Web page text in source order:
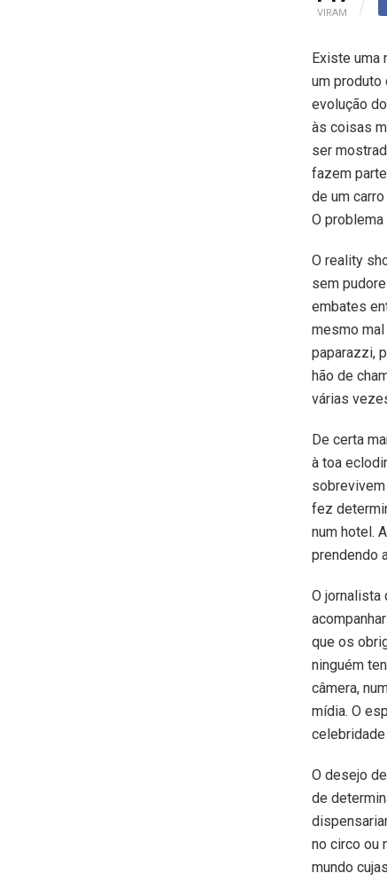
VIRAM
Existe uma
um
evolução
às coisas
ser
fazem
de um
O
O reality
sem
embates
mesmo
paparazzi,
hão de
várias
De certa
à toa
fez
num hotel.
prendendo
O jornalista
que os
ninguém
câmera,
mídia. O
O desejo
de
no circo ou
mundo